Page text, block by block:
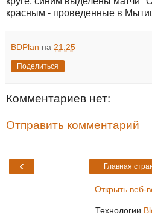
красным - проведенные в
BDPlan на 21:25
Поделиться
Комментариев нет:
Отправить комментарий
‹ Главная
Открыть веб-
Технологии